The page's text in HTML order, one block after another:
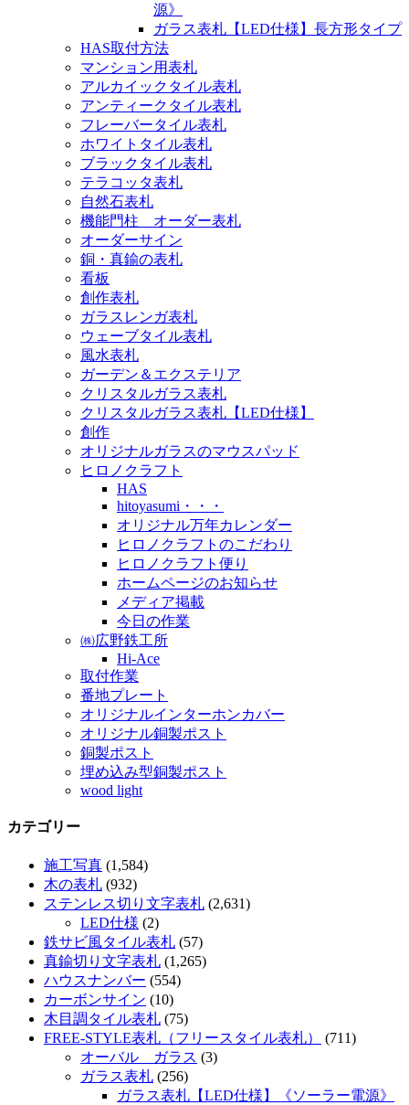
源》
ガラス表札【LED仕様】長方形タイプ
HAS取付方法
マンション用表札
アルカイックタイル表札
アンティークタイル表札
フレーバータイル表札
ホワイトタイル表札
ブラックタイル表札
テラコッタ表札
自然石表札
機能門柱 オーダー表札
オーダーサイン
銅・真鍮の表札
看板
創作表札
ガラスレンガ表札
ウェーブタイル表札
風水表札
ガーデン＆エクステリア
クリスタルガラス表札
クリスタルガラス表札【LED仕様】
創作
オリジナルガラスのマウスパッド
ヒロノクラフト
HAS
hitoyasumi・・・
オリジナル万年カレンダー
ヒロノクラフトのこだわり
ヒロノクラフト便り
ホームページのお知らせ
メディア掲載
今日の作業
㈱広野鉄工所
Hi-Ace
取付作業
番地プレート
オリジナルインターホンカバー
オリジナル銅製ポスト
銅製ポスト
埋め込み型銅製ポスト
wood light
カテゴリー
施工写真 (1,584)
木の表札 (932)
ステンレス切り文字表札 (2,631)
LED仕様 (2)
鉄サビ風タイル表札 (57)
真鍮切り文字表札 (1,265)
ハウスナンバー (554)
カーボンサイン (10)
木目調タイル表札 (75)
FREE-STYLE表札（フリースタイル表札）
(711)
オーバル ガラス (3)
ガラス表札 (256)
ガラス表札【LED仕様】《ソーラー電源》